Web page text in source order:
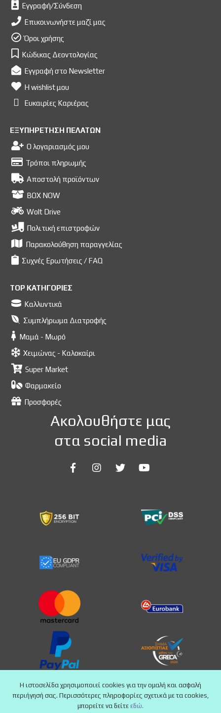
Η ιστοσελίδα χρησιμοποιεί cookies για την ομαλή και ασφαλή
περιήγησή σας. Περισσότερες πληροφορίες σχετικά με τα cookies,
μπορείτε να δείτε εδώ.
Εγγραφή/Σύνδεση
Επικοινωνήστε μαζί μας
Όροι χρήσης
Κώδικας Δεοντολογίας
Εγγραφή στο Newsletter
Η wishlist μου
Ευκαιρίες Kαριέρας
ΕΞΥΠΗΡΕΤΗΣΗ ΠΕΛΑΤΩΝ
Ο λογαριασμός μου
Τρόποι πληρωμής
Αποστολή προϊόντων
BOX NOW
Wolt Drive
Πολιτική επιστροφών
Παρακολούθηση παραγγελίας
Συχνές Ερωτήσεις / FAQ
TOP ΚΑΤΗΓΟΡΙΕΣ
Καλλυντικά
Συμπλήρωμα Διατροφής
Μαμά - Μωρό
Χειμώνας - Καλοκαίρι
Super Market
Φαρμακείο
Προσφορές
Ακολουθήστε μας
στα social media